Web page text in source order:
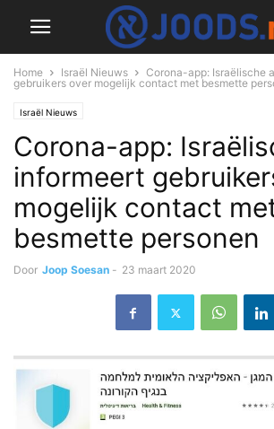
Home Israël Nieuws
Corona-app: Israëlische
gebruikers over mogelijk contact met besmette
Israël Nieuws
Corona-app:
informeert
mogelijk contact
besmette personen
Door Joop Soesan - 23 maart 2020